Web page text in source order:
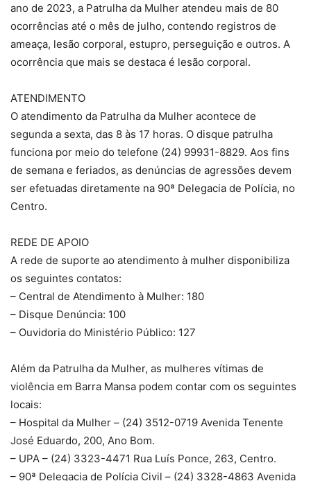
ano de 2023, a Patrulha da Mulher atendeu mais de 80
ocorrências até o mês de julho, contendo registros de
ameaça, lesão corporal, estupro, perseguição e outros. A
ocorrência que mais se destaca é lesão corporal.
ATENDIMENTO
O atendimento da Patrulha da Mulher acontece de
segunda a sexta, das 8 às 17 horas. O disque patrulha
funciona por meio do telefone (24) 99931-8829. Aos fins
de semana e feriados, as denúncias de agressões devem
ser efetuadas diretamente na 90ª Delegacia de Polícia, no
Centro.
REDE DE APOIO
A rede de suporte ao atendimento à mulher disponibiliza
os seguintes contatos:
– Central de Atendimento à Mulher: 180
– Disque Denúncia: 100
– Ouvidoria do Ministério Público: 127
Além da Patrulha da Mulher, as mulheres vítimas de
violência em Barra Mansa podem contar com os seguintes
locais:
– Hospital da Mulher – (24) 3512-0719 Avenida Tenente
José Eduardo, 200, Ano Bom.
– UPA – (24) 3323-4471 Rua Luís Ponce, 263, Centro.
– 90ª Delegacia de Polícia Civil – (24) 3328-4863 Avenida